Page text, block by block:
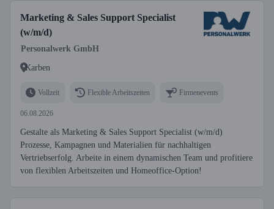
Marketing & Sales Support Specialist
(w/m/d)
Personalwerk GmbH
Karben
Vollzeit Flexible Arbeitszeiten Firmenevents
06.08.2026
Gestalte als Marketing & Sales Support Specialist (w/m/d)
Prozesse, Kampagnen und Materialien für nachhaltigen
Vertriebserfolg. Arbeite in einem dynamischen Team und profitiere
von flexiblen Arbeitszeiten und Homeoffice-Option!